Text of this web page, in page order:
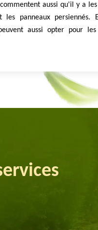
aussi qu'il y a les
les panneaux persiennés.
aussi opter pour les